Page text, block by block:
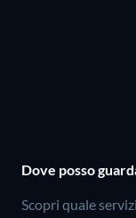
Dove posso
Scopri quale